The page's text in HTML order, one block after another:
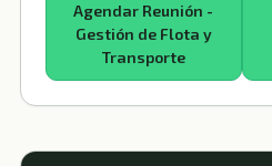
Agendar Reunión -
Gestión de Flota y
Transporte